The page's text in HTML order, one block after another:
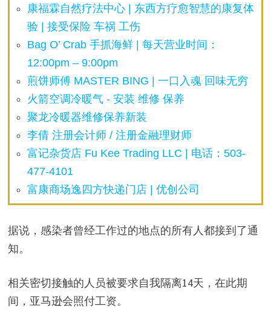
康福霖自然疗法中心 | 东西方疗愈智慧的康复体
验 | 接受保险 车祸 工伤
Bag O’ Crab 手抓海鲜 | 每天营业时间：
12:00pm – 9:00pm
煎饼师傅 MASTER BING | 一口入魂 回味无穷
火箭空调冷暖气 - 安装 维修 保养
聚龙冷暖器维修保养新装
李倩 注册会计师 / 注册金融理财师
富记杂货店 Fu Kee Trading LLC | 电话：503-
477-4101
富康商场逸四方快递门店 | 优创公司
据说，感染者曾经工作过的地点的所有人都接到了通
知。
相关密切接触的人员被要求自我隔离14天，在此期
间，亚马逊会照付工资。